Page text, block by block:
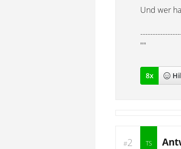
Und wer
""
8x
#2